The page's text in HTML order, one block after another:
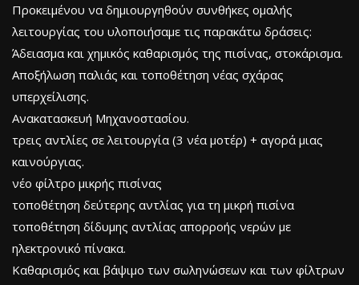
Προκειμένου να δημιουργηθούν συνθήκες ομαλής
λειτουργίας του υλοποιήσαμε τις παρακάτω δράσεις:
Άδειασμα και χημικός καθαρισμός της πισίνας, στοκάρισμα.
Αποξήλωση παλιάς και τοποθέτηση νέας σχάρας
υπερχείλισης.
Ανακατασκευή Μηχανοστασίου.
τρεις αντλίες σε λειτουργία (3 νέα μοτέρ) + αγορά μιας
καινούργιας.
νέο φίλτρο μικρής πισίνας
τοποθέτηση δεύτερης αντλίας για τη μικρή πισίνα
τοποθέτηση δίδυμης αντλίας απορροής νερών με
ηλεκτρονικό πίνακα.
Καθαρισμός και βάψιμο των σωληνώσεων και των φίλτρων